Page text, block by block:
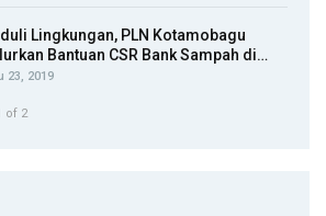
Lingkungan, PLN Kotamobagu
Bantuan CSR Bank Sampah di…
23, 2019
of 2